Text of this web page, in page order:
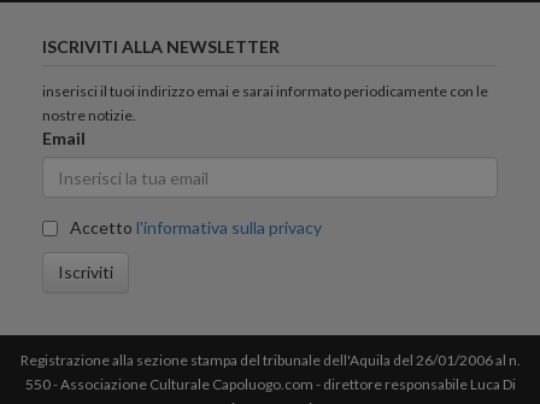
ISCRIVITI ALLA NEWSLETTER
inserisci il tuoi indirizzo emai e sarai informato periodicamente con le
nostre notizie.
Email
Accetto l'informativa sulla privacy
Iscriviti
Registrazione alla sezione stampa del tribunale dell'Aquila del 26/01/2006 al n.
550 - Associazione Culturale Capoluogo.com - direttore responsabile Luca Di